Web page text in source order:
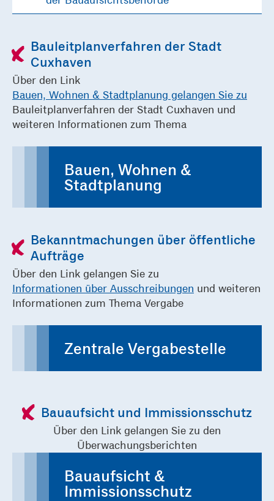
Bauleitplanverfahren der Stadt
Cuxhaven
Über den Link
Bauen, Wohnen & Stadtplanung gelangen Sie zu
Bauleitplanverfahren der Stadt Cuxhaven und
weiteren Informationen zum Thema
Bauen, Wohnen &
Stadtplanung
Bekanntmachungen über öffentliche
Aufträge
Über den Link gelangen Sie zu
Informationen über Ausschreibungen und weiteren
Informationen zum Thema Vergabe
Zentrale Vergabestelle
Bauaufsicht und Immissionsschutz
Über den Link gelangen Sie zu den
Überwachungsberichten
Bauaufsicht &
Immissionsschutz